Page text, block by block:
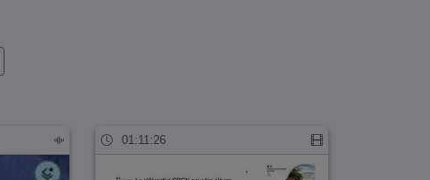
01:11:26